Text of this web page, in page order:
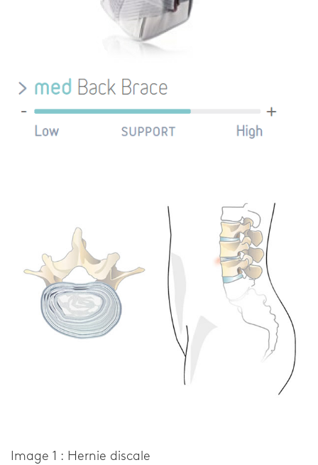
Image 1 : Hernie discale